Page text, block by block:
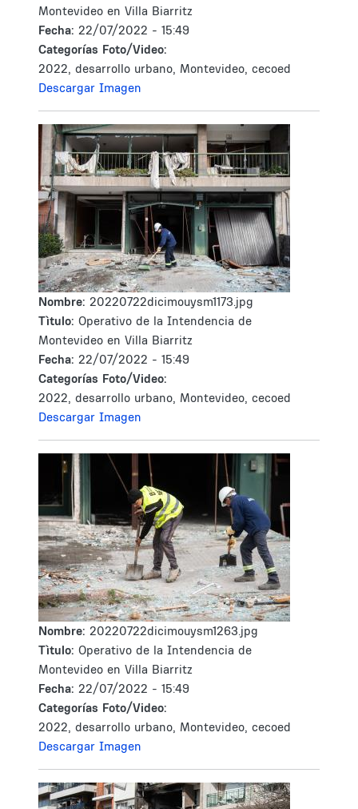
Montevideo en Villa Biarritz
Fecha: 22/07/2022 - 15:49
Categorías Foto/Video:
2022, desarrollo urbano, Montevideo, cecoed
Descargar Imagen
Nombre: 20220722dicimouysm1173.jpg
Tìtulo: Operativo de la Intendencia de
Montevideo en Villa Biarritz
Fecha: 22/07/2022 - 15:49
Categorías Foto/Video:
2022, desarrollo urbano, Montevideo, cecoed
Descargar Imagen
Nombre: 20220722dicimouysm1263.jpg
Tìtulo: Operativo de la Intendencia de
Montevideo en Villa Biarritz
Fecha: 22/07/2022 - 15:49
Categorías Foto/Video:
2022, desarrollo urbano, Montevideo, cecoed
Descargar Imagen